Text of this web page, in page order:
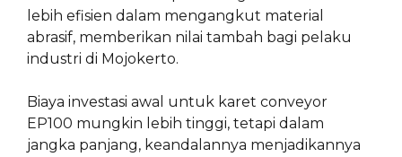
lebih efisien dalam mengangkut material
abrasif, memberikan nilai tambah bagi pelaku
industri di Mojokerto.
Biaya investasi awal untuk karet conveyor
EP100 mungkin lebih tinggi, tetapi dalam
jangka panjang, keandalannya menjadikannya